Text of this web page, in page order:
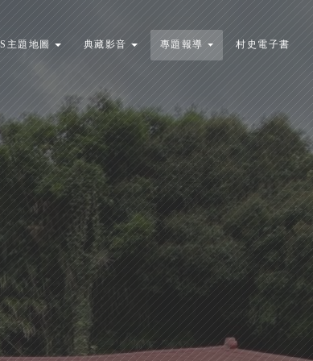
主題地圖 典藏影音 專題報導 村史電子書